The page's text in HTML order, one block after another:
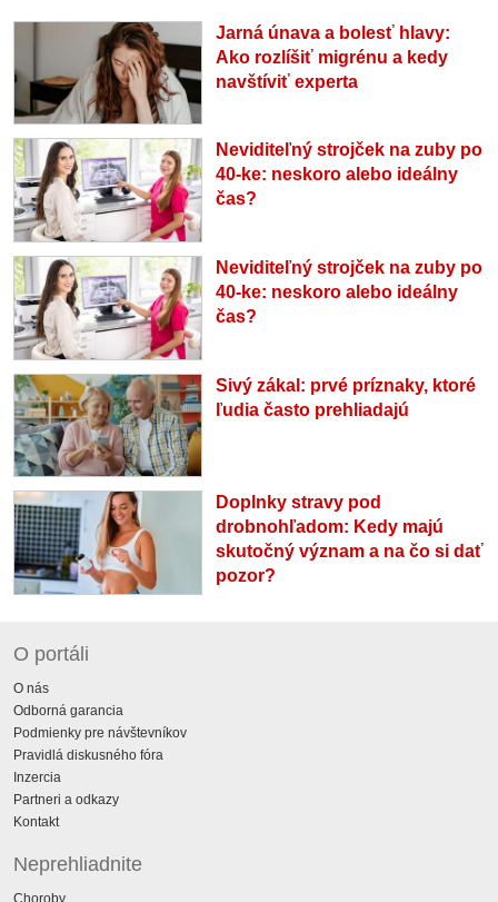
Jarná únava a bolesť hlavy:
Ako rozlíšiť migrénu a kedy
navštíviť experta
Neviditeľný strojček na zuby po
40-ke: neskoro alebo ideálny
čas?
Neviditeľný strojček na zuby po
40-ke: neskoro alebo ideálny
čas?
Sivý zákal: prvé príznaky, ktoré
ľudia často prehliadajú
Doplnky stravy pod
drobnohľadom: Kedy majú
skutočný význam a na čo si dať
pozor?
O portáli
O nás
Odborná garancia
Podmienky pre návštevníkov
Pravidlá diskusného fóra
Inzercia
Partneri a odkazy
Kontakt
Neprehliadnite
Choroby